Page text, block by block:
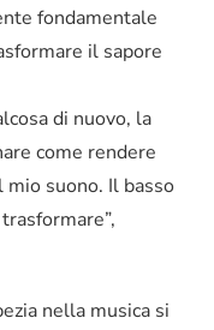
fondamentale
il sapore
di nuovo, la
come rendere
mio suono. Il basso
nella musica si